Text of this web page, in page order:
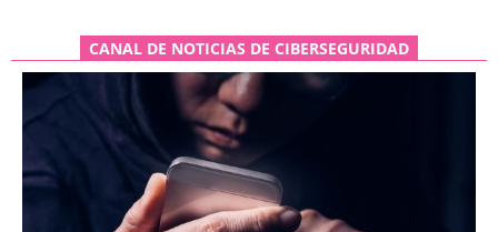
CANAL DE NOTICIAS DE CIBERSEGURIDAD